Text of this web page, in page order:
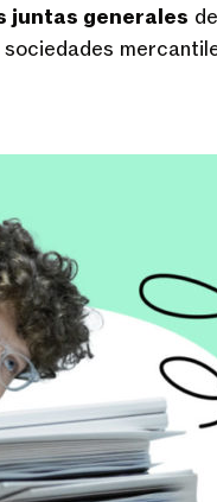
juntas generales